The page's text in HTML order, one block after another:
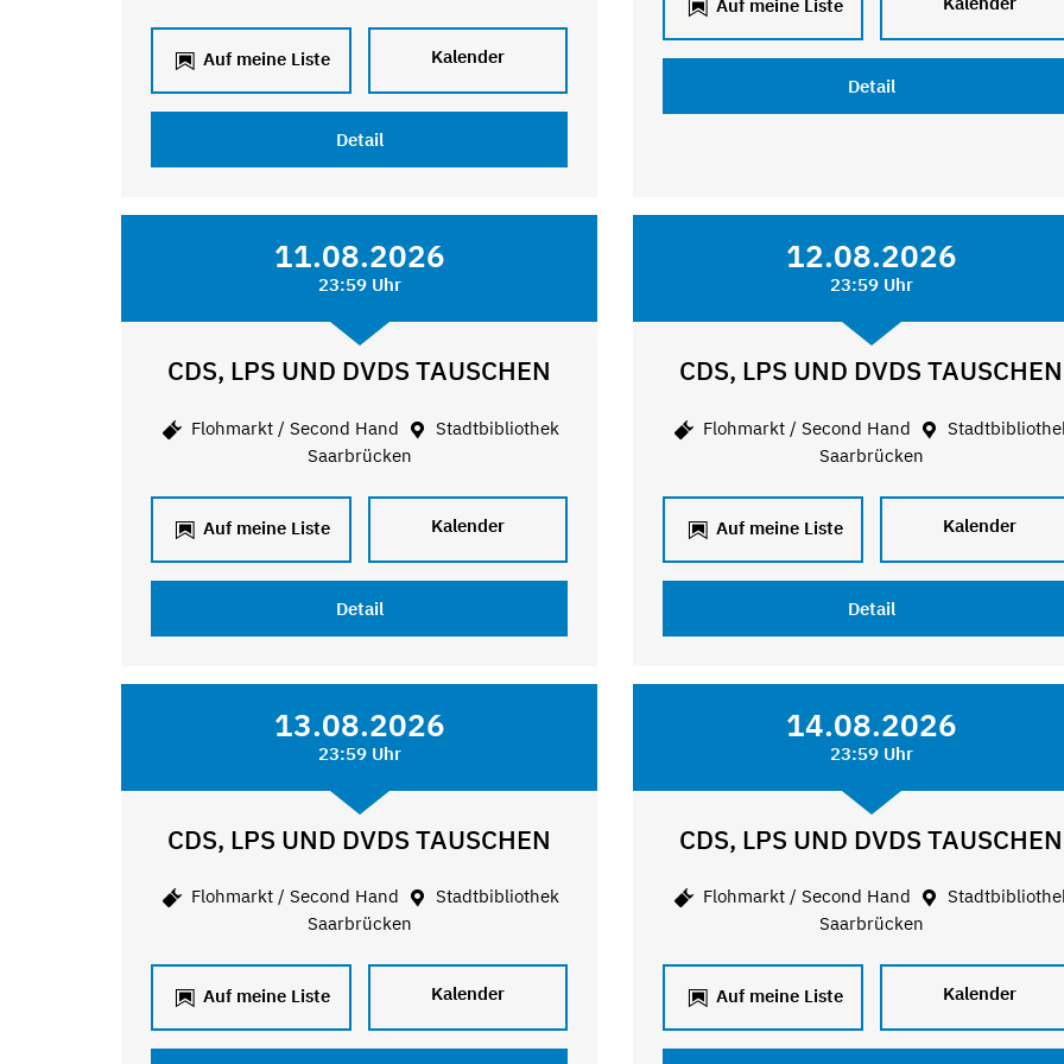
Auf meine Liste Kalender
Detail
Auf meine Liste
Detail
11.08.2026
23:59 Uhr
CDS, LPS UND DVDS TAUSCHEN
Flohmarkt / Second Hand
Stadtbibliothek
Saarbrücken
Auf meine Liste Kalender
Detail
12.08.2026
23:59 Uhr
CDS, LPS UND DVDS TAUSCHEN
Flohmarkt / Second Hand
Saarbrücken
Auf meine Liste Kalender
Detail
13.08.2026
23:59 Uhr
CDS, LPS UND DVDS TAUSCHEN
Flohmarkt / Second Hand
Stadtbibliothek
Saarbrücken
Auf meine Liste Kalender
14.08.2026
23:59 Uhr
CDS, LPS UND DVDS TAUSCHEN
Flohmarkt / Second Hand
Saarbrücken
Auf meine Liste Kalender